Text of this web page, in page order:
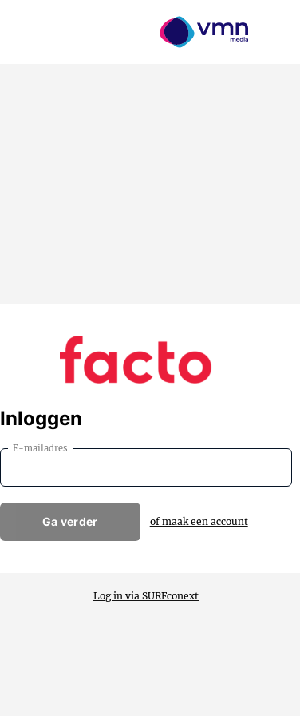
Inloggen
E-mailadres
Ga verder of maak een account
Log in via SURFconext